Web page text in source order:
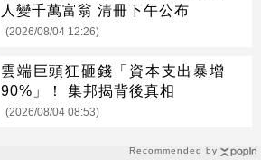
Recommended by
人變千萬富翁 清冊下午公布
(2026/08/04 12:26)
雲端巨頭狂砸錢「資本支出暴增
90%」！ 集邦揭背後真相
(2026/08/04 08:53)